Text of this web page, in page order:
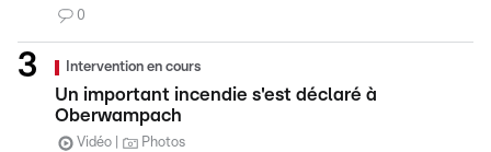
0
Intervention en cours
Un important incendie s'est déclaré à
Oberwampach
Vidéo Photos